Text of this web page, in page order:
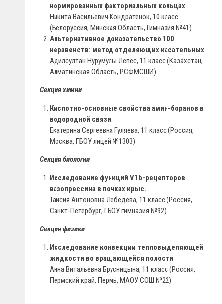
нормированных факториальных кольцах
Никита Васильевич Кондратёнок, 10 класс
(Белоруссия, Минская Область, Гимназия №41)
Альтернативное доказательство 100
неравенств: метод отделяющих касательных
Адилсултан Нурумулы Лепес, 11 класс (Казахстан,
Алматинская Область, РСФМСШИ)
Секция химии
Кислотно-основные свойства амин-боранов в
водородной связи
Екатерина Сергеевна Гуляева, 11 класс (Россия,
Москва, ГБОУ лицей №1303)
Секция биологии
Исследование функций V1b-рецепторов
вазопрессина в почках крыс.
Таисия Антоновна Лебедева, 11 класс (Россия,
Санкт-Петербург, ГБОУ гимназия №92)
Секция физики
Исследование конвекции тепловыделяющей
жидкости во вращающейся полости
Анна Витальевна Брусницына, 11 класс (Россия,
Пермский край, Пермь, МАОУ СОШ №22)